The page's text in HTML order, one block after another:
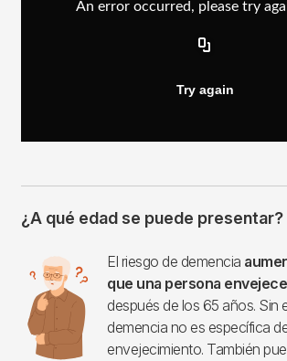
¿A qué edad se puede presentar?
Imagen El riesgo de demencia
que una persona envejece
después de los 65 años. Sin
demencia no es específica
envejecimiento. También